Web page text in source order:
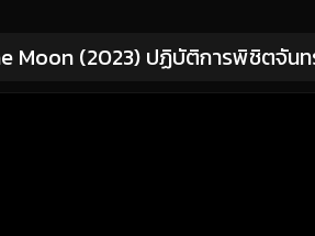
Moon (2023) ปฏิบัติการพิชิตจัน